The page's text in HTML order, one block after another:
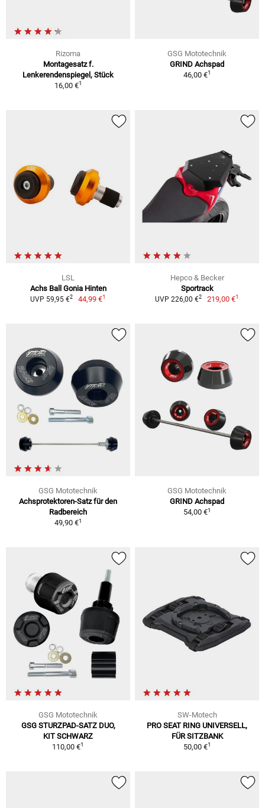
Rizoma
Montagesatz f.
Lenkerendenspiegel, Stück
16,00 €1
GSG Mototechnik
GRIND Achspad
46,00 €1
LSL
Achs Ball Gonia Hinten
UVP 59,95 €2 44,99 €1
Hepco & Becker
Sportrack
UVP 226,00 €2 219,00 €1
GSG Mototechnik
Achsprotektoren-Satz für den
Radbereich
49,90 €1
GSG Mototechnik
GRIND Achspad
54,00 €1
GSG Mototechnik
GSG STURZPAD-SATZ DUO,
KIT SCHWARZ
110,00 €1
SW-Motech
PRO SEAT RING UNIVERSELL,
FÜR SITZBANK
50,00 €1